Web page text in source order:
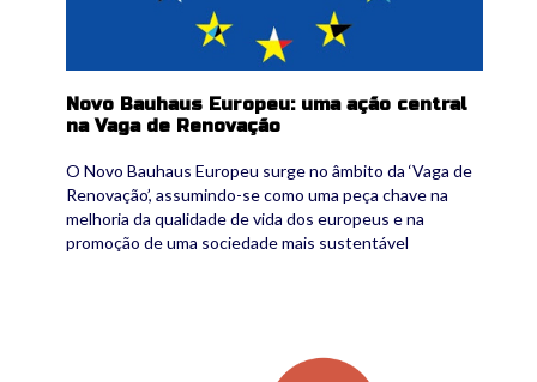
Novo Bauhaus Europeu: uma ação central
na Vaga de Renovação
O Novo Bauhaus Europeu surge no âmbito da ‘Vaga de
Renovação’, assumindo-se como uma peça chave na
melhoria da qualidade de vida dos europeus e na
promoção de uma sociedade mais sustentável